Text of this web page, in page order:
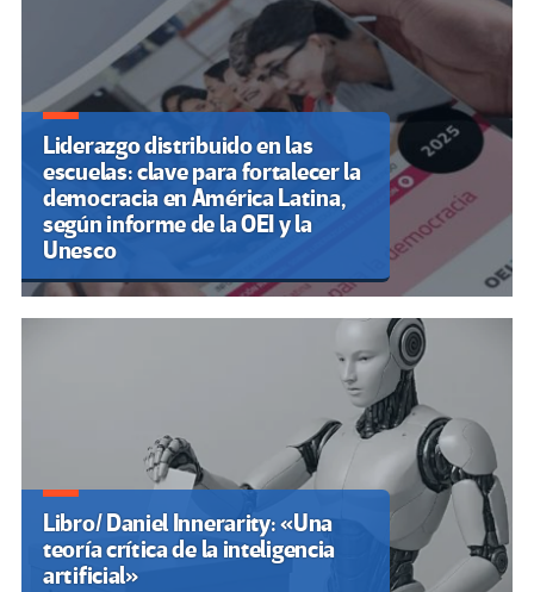
Liderazgo distribuido en las
escuelas: clave para fortalecer la
democracia en América Latina,
según informe de la OEI y la
Unesco
Libro/ Daniel Innerarity: «Una
teoría crítica de la inteligencia
artificial»